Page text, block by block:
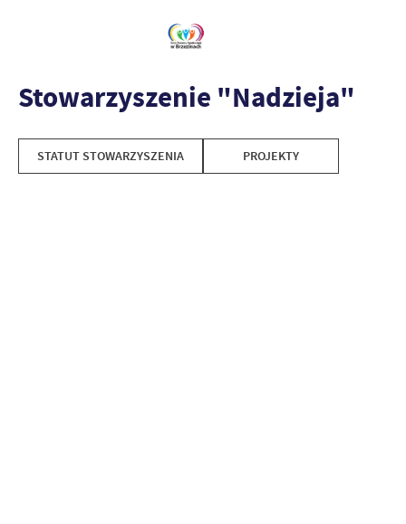
Stowarzyszenie "Nadzieja"
STATUT STOWARZYSZENIA PROJEKTY